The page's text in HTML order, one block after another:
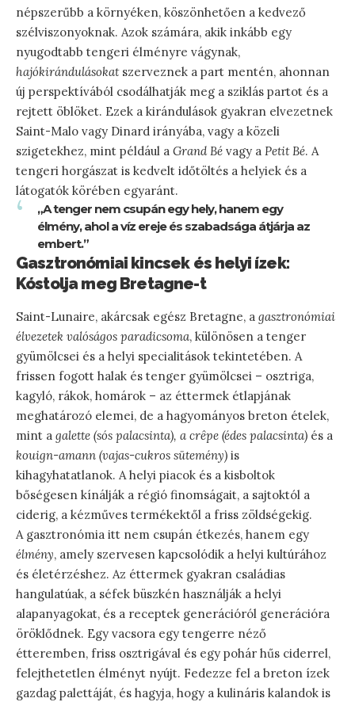
népszerűbb a környéken, köszönhetően a kedvező
szélviszonyoknak. Azok számára, akik inkább egy
nyugodtabb tengeri élményre vágynak,
hajókirándulásokatszerveznek a part mentén, ahonnan
új perspektívából csodálhatják meg a sziklás partot és a
rejtett öblöket. Ezek a kirándulások gyakran elvezetnek
Saint-Malo vagy Dinard irányába, vagy a közeli
szigetekhez, mint például a Grand Bé vagy a Petit Bé. A
tengeri horgászat is kedvelt időtöltés a helyiek és a
látogatók körében egyaránt.
„A tenger nem csupán egy hely, hanem egy
élmény, ahol a víz ereje és szabadsága átjárja az
embert.”
Gasztronómiai kincsek és helyi ízek:
Kóstolja meg Bretagne-t
Saint-Lunaire, akárcsak egész Bretagne, a gasztronómiai
élvezetek valóságos paradicsoma, különösen a tenger
gyümölcsei és a helyi specialitások tekintetében. A
frissen fogott halak és tenger gyümölcsei – osztriga,
kagyló, rákok, homárok – az éttermek étlapjának
meghatározó elemei, de a hagyományos breton ételek,
mint a galette (sós palacsinta), a crêpe (édes palacsinta) és a
kouign-amann (vajas-cukros sütemény) is
kihagyhatatlanok. A helyi piacok és a kisboltok
bőségesen kínálják a régió finomságait, a sajtoktól a
ciderig, a kézműves termékektől a friss zöldségekig.
A gasztronómia itt nem csupán étkezés, hanem egy
élmény, amely szervesen kapcsolódik a helyi kultúrához
és életérzéshez. Az éttermek gyakran családias
hangulatúak, a séfek büszkén használják a helyi
alapanyagokat, és a receptek generációról generációra
öröklődnek. Egy vacsora egy tengerre néző
étteremben, friss osztrigával és egy pohár hűs ciderrel,
felejthetetlen élményt nyújt. Fedezze fel a breton ízek
gazdag palettáját, és hagyja, hogy a kulináris kalandok is